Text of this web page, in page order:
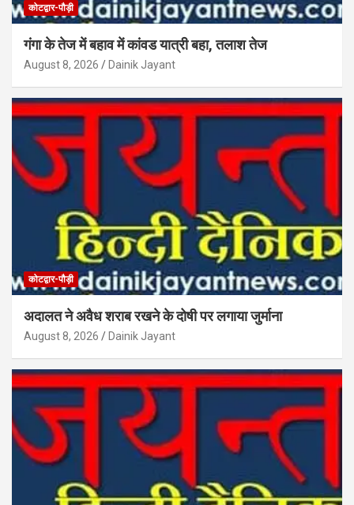
कोटद्वार-पौड़ी
गंगा के तेज में बहाव में कांवड यात्री बहा, तलाश तेज
August 8, 2026 Dainik Jayant
कोटद्वार-पौड़ी
अदालत ने अवैध शराब रखने के दोषी पर लगाया जुर्माना
August 8, 2026 Dainik Jayant